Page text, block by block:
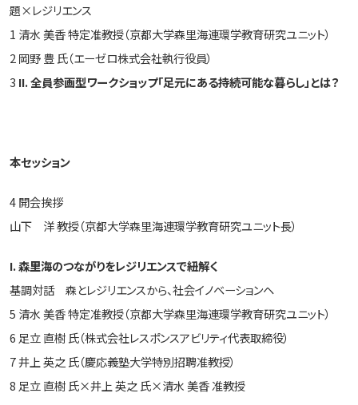
題×レジリエンス
1 清水 美香 特定准教授（京都大学森里海連環学教育研究ユニット）
2 岡野 豊 氏（エーゼロ株式会社執行役員）
3 II. 全員参画型ワークショップ「足元にある持続可能な暮らし」とは？
本セッション
4 開会挨拶
山下 洋 教授（京都大学森里海連環学教育研究ユニット長）
I. 森里海のつながりをレジリエンスで紐解く
基調対話 森とレジリエンスから、社会イノベーションヘ
5 清水 美香 特定准教授（京都大学森里海連環学教育研究ユニット）
6 足立 直樹 氏（株式会社レスポンスアビリティ代表取締役）
7 井上 英之 氏（慶応義塾大学特別招聘准教授）
8 足立 直樹 氏×井上 英之 氏×清水 美香 准教授